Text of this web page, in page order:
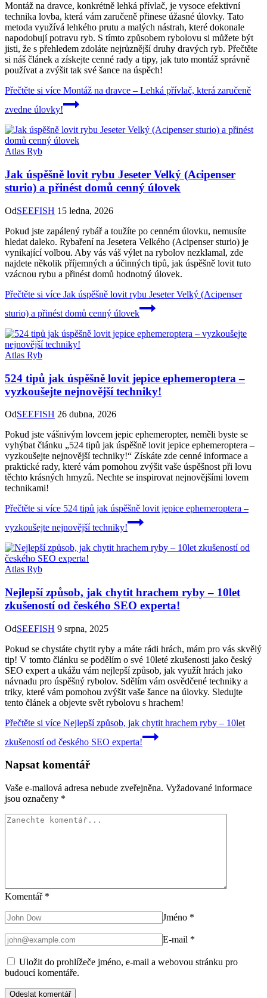
Montáž na dravce, konkrétně lehká přívlač, je vysoce efektivní
technika lovba, která vám zaručeně přinese úžasné úlovky. Tato
metoda využívá lehkého prutu a malých nástrah, které dokonale
napodobují potravu ryb. S tímto způsobem rybolovu si můžete být
jisti, že s přehledem zdoláte nejrůznější druhy dravých ryb. Přečtěte
si náš článek a získejte cenné rady a tipy, jak tuto montáž správně
používat a zvýšit tak své šance na úspěch!
Přečtěte si více Montáž na dravce – Lehká přívlač, která zaručeně
zvedne úlovky!
Atlas Ryb
Jak úspěšně lovit rybu Jeseter Velký (Acipenser
sturio) a přinést domů cenný úlovek
OdSEEFISH 15 ledna, 2026
Pokud jste zapálený rybář a toužíte po cenném úlovku, nemusíte
hledat daleko. Rybaření na Jesetera Velkého (Acipenser sturio) je
vynikající volbou. Aby vás váš výlet na rybolov nezklamal, zde
najdete několik příjemných a účinných tipů, jak úspěšně lovit tuto
vzácnou rybu a přinést domů hodnotný úlovek.
Přečtěte si více Jak úspěšně lovit rybu Jeseter Velký (Acipenser
sturio) a přinést domů cenný úlovek
Atlas Ryb
524 tipů jak úspěšně lovit jepice ephemeroptera –
vyzkoušejte nejnovější techniky!
OdSEEFISH 26 dubna, 2026
Pokud jste vášnivým lovcem jepic ephemeropter, neměli byste se
vyhýbat článku „524 tipů jak úspěšně lovit jepice ephemeroptera –
vyzkoušejte nejnovější techniky!“ Získáte zde cenné informace a
praktické rady, které vám pomohou zvýšit vaše úspěšnost při lovu
těchto krásných hmyzů. Nechte se inspirovat nejnovějšími lovem
technikami!
Přečtěte si více 524 tipů jak úspěšně lovit jepice ephemeroptera –
vyzkoušejte nejnovější techniky!
Atlas Ryb
Nejlepší způsob, jak chytit hrachem ryby – 10let
zkušeností od českého SEO experta!
OdSEEFISH 9 srpna, 2025
Pokud se chystáte chytit ryby a máte rádi hrách, mám pro vás skvělý
tip! V tomto článku se podělím o své 10leté zkušenosti jako český
SEO expert a ukážu vám nejlepší způsob, jak využít hrách jako
návnadu pro úspěšný rybolov. Sdělím vám osvědčené techniky a
triky, které vám pomohou zvýšit vaše šance na úlovky. Sledujte
tento článek a objevte svět rybolovu s hrachem!
Přečtěte si více Nejlepší způsob, jak chytit hrachem ryby – 10let
zkušeností od českého SEO experta!
Napsat komentář
Vaše e-mailová adresa nebude zveřejněna. Vyžadované informace
jsou označeny *
Komentář *
Jméno *
E-mail *
Uložit do prohlížeče jméno, e-mail a webovou stránku pro
budoucí komentáře.